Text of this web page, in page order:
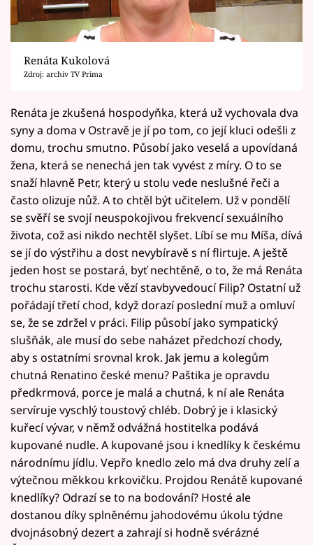
Renáta Kukolová
Zdroj: archiv TV Prima
Renáta je zkušená hospodyňka, která už vychovala dva
syny a doma v Ostravě je jí po tom, co její kluci odešli z
domu, trochu smutno. Působí jako veselá a upovídaná
žena, která se nenechá jen tak vyvést z míry. O to se
snaží hlavně Petr, který u stolu vede neslušné řeči a
často olizuje nůž. A to chtěl být učitelem. Už v pondělí
se svěří se svojí neuspokojivou frekvencí sexuálního
života, což asi nikdo nechtěl slyšet. Líbí se mu Míša, dívá
se jí do výstřihu a dost nevybíravě s ní flirtuje. A ještě
jeden host se postará, byť nechtěně, o to, že má Renáta
trochu starosti. Kde vězí stavbyvedoucí Filip? Ostatní už
pořádají třetí chod, když dorazí poslední muž a omluví
se, že se zdržel v práci. Filip působí jako sympatický
slušňák, ale musí do sebe naházet předchozí chody,
aby s ostatními srovnal krok. Jak jemu a kolegům
chutná Renatino české menu? Paštika je opravdu
předkrmová, porce je malá a chutná, k ní ale Renáta
servíruje vyschlý toustový chléb. Dobrý je i klasický
kuřecí vývar, v němž odvážná hostitelka podává
kupované nudle. A kupované jsou i knedlíky k českému
národnímu jídlu. Vepřo knedlo zelo má dva druhy zelí a
výtečnou měkkou krkovičku. Projdou Renátě kupované
knedlíky? Odrazí se to na bodování? Hosté ale
dostanou díky splněnému jahodovému úkolu týdne
dvojnásobný dezert a zahrají si hodně svérázné